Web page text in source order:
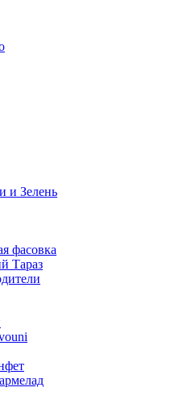
и Зелень
фасовка
Тараз